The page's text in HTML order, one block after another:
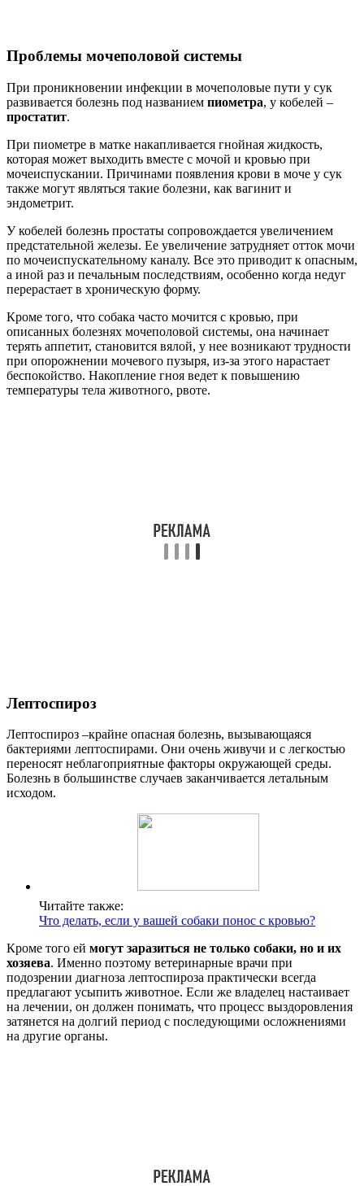
Проблемы мочеполовой системы
При проникновении инфекции в мочеполовые пути у сук
развивается болезнь под названием пиометра, у кобелей –
простатит.
При пиометре в матке накапливается гнойная жидкость,
которая может выходить вместе с мочой и кровью при
мочеиспускании. Причинами появления крови в моче у сук
также могут являться такие болезни, как вагинит и
эндометрит.
У кобелей болезнь простаты сопровождается увеличением
предстательной железы. Ее увеличение затрудняет отток мочи
по мочеиспускательному каналу. Все это приводит к опасным,
а иной раз и печальным последствиям, особенно когда недуг
перерастает в хроническую форму.
Кроме того, что собака часто мочится с кровью, при
описанных болезнях мочеполовой системы, она начинает
терять аппетит, становится вялой, у нее возникают трудности
при опорожнении мочевого пузыря, из-за этого нарастает
беспокойство. Накопление гноя ведет к повышению
температуры тела животного, рвоте.
Лептоспироз
Лептоспироз –крайне опасная болезнь, вызывающаяся
бактериями лептоспирами. Они очень живучи и с легкостью
переносят неблагоприятные факторы окружающей среды.
Болезнь в большинстве случаев заканчивается летальным
исходом.
Читайте также:
Что делать, если у вашей собаки понос с кровью?
Кроме того ей могут заразиться не только собаки, но и их
хозяева. Именно поэтому ветеринарные врачи при
подозрении диагноза лептоспироза практически всегда
предлагают усыпить животное. Если же владелец настаивает
на лечении, он должен понимать, что процесс выздоровления
затянется на долгий период с последующими осложнениями
на другие органы.